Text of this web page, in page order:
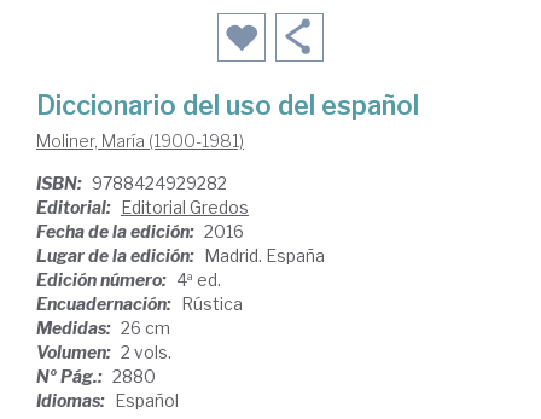
Diccionario del uso del español
Moliner, María (1900-1981)
ISBN: 9788424929282
Editorial: Editorial Gredos
Fecha de la edición: 2016
Lugar de la edición: Madrid. España
Edición número: 4ª ed.
Encuadernación: Rústica
Medidas: 26 cm
Volumen: 2 vols.
Nº Pág.: 2880
Idiomas: Español